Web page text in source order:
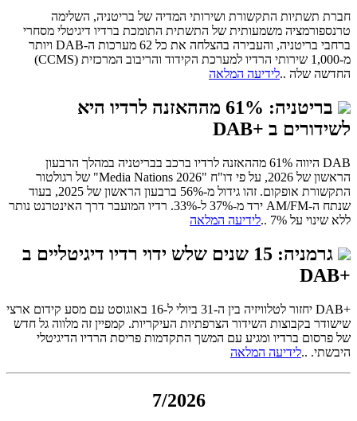
חברת תשתיות התקשורת ושירותי המדיה של בריטניה, השלימה
טרנספורמציה משמעותית של התשתית התומכת ברדיו דיגיטלי מסחרי
ברחבי בריטניה, והעבירה בהצלחה את כל 62 מערכות ה-DAB ויותר
מ-1,000 שירותי הרדיו למערכת הקידוד והריבוב המרכזית (CCMS)
החדשה שלה ..לידיעה המלאה
בריטניה: 61% מההאזנה לרדיו היא
לשידורים ב +DAB
DAB היווה 61% מההאזנה לרדיו ברכב בבריטניה במהלך הרבעון
הראשון של 2026, על פי דו"ח "Media Nations 2026" של רגולטור
התקשורת אופקום. זהו גידול מ-56% ברבעון הראשון של 2025, בעוד
שנתח ה-AM/FM ירד מ-37% ל-33%. רדיו המועבר דרך האינטרנט נותר
ללא שינוי על 7% ..
לידיעה המלאה
גרמניה: 15 שנים שלש ידוי רדיו דיגיטליים ב
+DAB
+DAB יחזור לטלוויזיה בין ה-31 ביולי ל-16 באוגוסט עם מסע קידום ארצי
שישודר בקבוצות השידור הצרפתיות העיקריות. קמפיין זה מלווה גל חדש
של פרסום ברדיו ומגיע עם המשך התקדמות פריסת הרדיו הדיגיטלי
היבשתי. ..לידיעה המלאה
7/2026